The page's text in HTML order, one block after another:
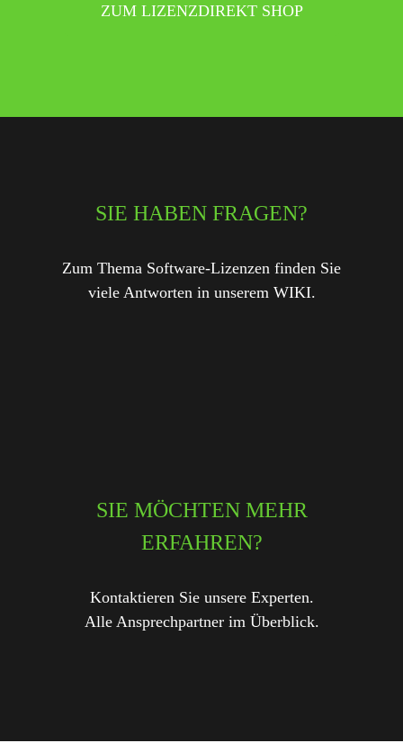
ZUM LIZENZDIREKT SHOP
SIE HABEN FRAGEN?
Zum Thema Software-Lizenzen finden Sie
viele Antworten in unserem WIKI.
SIE MÖCHTEN MEHR
ERFAHREN?
Kontaktieren Sie unsere Experten.
Alle Ansprechpartner im Überblick.